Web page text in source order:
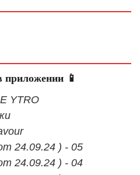
📱
YTRO
24.09.24 ) - 05
24.09.24 ) - 04